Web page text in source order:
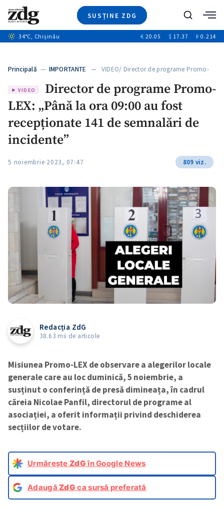
SUSȚINE ZDG
Ştiri
+14
Video
Special
Blog
ZdGust
Caută
34°C, Chișinău € 20.05 $ 17.37 ₽ 0.214
Principală — IMPORTANTE — VIDEO/ Director de programe Promo-
VIDEO
Director de programe Promo-
LEX: „Până la ora 09:00 au fost
recepționate 141 de semnalări de
incidente”
5 noiembrie 2023, 07:47 809 viz.
Redacția ZdG
38.63 mii de articole
Misiunea Promo-LEX de observare a alegerilor locale
generale care au loc duminică, 5 noiembrie, a
susținut o conferință de presă dimineața, în cadrul
căreia Nicolae Panfil, directorul de programe al
asociației, a oferit informații privind deschiderea
secțiilor de votare.
Urmărește ZdGîn Google News
AdaugăZdG ca sursă preferată